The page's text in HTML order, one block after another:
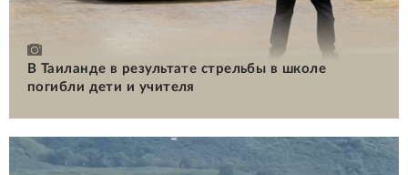
В Таиланде в результате стрельбы в школе
погибли дети и учителя